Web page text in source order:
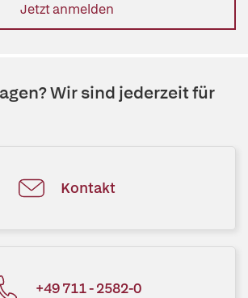
Jetzt anmelden
Wir sind jederzeit für
Kontakt
+49 711 - 2582-0